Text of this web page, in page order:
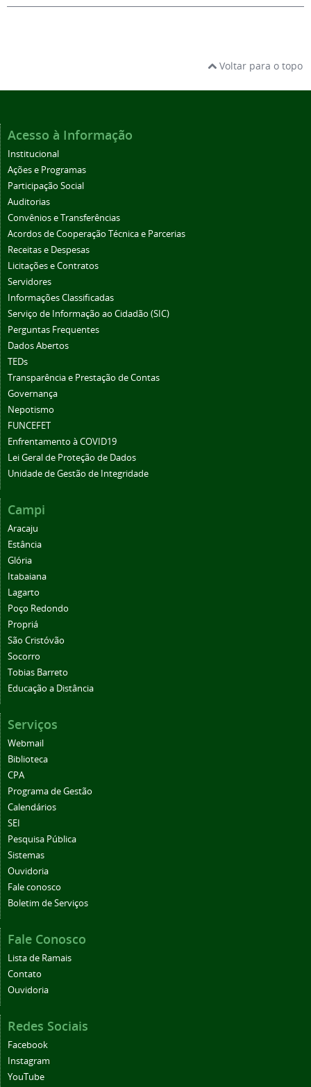
Voltar para o topo
Acesso à Informação
Institucional
Ações e Programas
Participação Social
Auditorias
Convênios e Transferências
Acordos de Cooperação Técnica e Parcerias
Receitas e Despesas
Licitações e Contratos
Servidores
Informações Classificadas
Serviço de Informação ao Cidadão (SIC)
Perguntas Frequentes
Dados Abertos
TEDs
Transparência e Prestação de Contas
Governança
Nepotismo
FUNCEFET
Enfrentamento à COVID19
Lei Geral de Proteção de Dados
Unidade de Gestão de Integridade
Campi
Aracaju
Estância
Glória
Itabaiana
Lagarto
Poço Redondo
Propriá
São Cristóvão
Socorro
Tobias Barreto
Educação a Distância
Serviços
Webmail
Biblioteca
CPA
Programa de Gestão
Calendários
SEI
Pesquisa Pública
Sistemas
Ouvidoria
Fale conosco
Boletim de Serviços
Fale Conosco
Lista de Ramais
Contato
Ouvidoria
Redes Sociais
Facebook
Instagram
YouTube